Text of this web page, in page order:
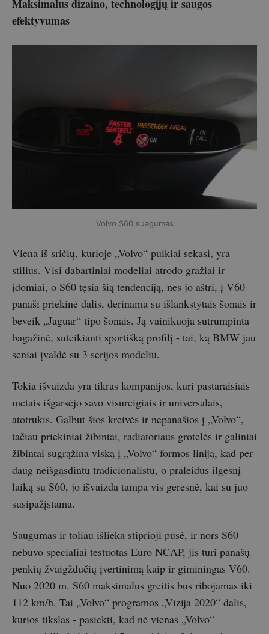
Maksimalus dizaino, technologijų ir saugos
efektyvumas
Volvo S60 suagumas
Viena iš sričių, kurioje „Volvo“ puikiai sekasi, yra
stilius. Visi dabartiniai modeliai atrodo gražiai ir
įdomiai, o S60 tęsia šią tendenciją, nes jo aštri, į V60
panaši priekinė dalis, derinama su išlankstytais šonais ir
beveik „Jaguar“ tipo šonais. Ją vainikuoja sutrumpinta
bagažinė, suteikianti sportišką profilį - tai, ką BMW jau
seniai įvaldė su 3 serijos modeliu.
Tokia išvaizda yra tikras kompanijos, kuri pastaraisiais
metais išgarsėjo savo visureigiais ir universalais,
atotrūkis. Galbūt šios kreivės ir nepanašios į „Volvo“,
tačiau priekiniai žibintai, radiatoriaus grotelės ir galiniai
žibintai sugrąžina viską į „Volvo“ formos liniją, kad per
daug neišgąsdintų tradicionalistų, o praleidus ilgesnį
laiką su S60, jo išvaizda tampa vis geresnė, kai su juo
susipažįstama.
Saugumas ir toliau išlieka stiprioji pusė, ir nors S60
nebuvo specialiai testuotas Euro NCAP, jis turi panašų
penkių žvaigždučių įvertinimą kaip ir giminingas V60.
Nuo 2020 m. S60 maksimalus greitis bus ribojamas iki
112 km/h. Tai „Volvo“ programos „Vizija 2020“ dalis,
kurios tikslas - pasiekti, kad nė vienas „Volvo“